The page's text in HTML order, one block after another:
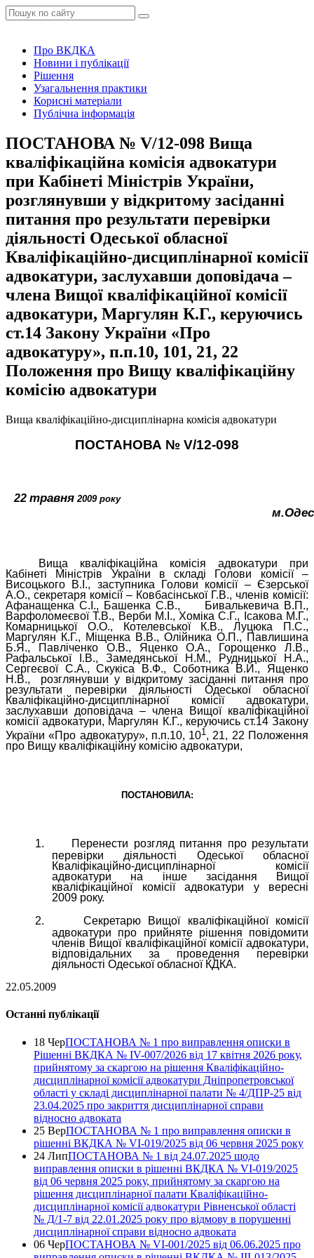
Про ВКДКА
Новини і публікації
Рішення
Узагальнення практики
Корисні матеріали
Публічна інформація
ПОСТАНОВА № V/12-098 Вища
кваліфікаційна комісія адвокатури
при Кабінеті Міністрів України,
розглянувши у відкритому засіданні
питання про результати перевірки
діяльності Одеської обласної
Кваліфікаційно-дисциплінарної комісії
адвокатури, заслухавши доповідача –
члена Вищої кваліфікаційної комісії
адвокатури, Маргулян К.Г., керуючись
ст.14 Закону України «Про
адвокатуру», п.п.10, 101, 21, 22
Положення про Вищу кваліфікаційну
комісію адвокатури
Вища кваліфікаційно-дисциплінарна комісія адвокатури
ПОСТАНОВА № V/12-098
22 травня 2009 року
Вища кваліфікаційна комісія адвокатури при
Кабінеті Міністрів України в складі Голови комісії –
Висоцького В.І., заступника Голови комісії – Єзерської
А.О., секретаря комісії – Ковбасінської Г.В., членів комісії:
Афанащенка С.І., Башенка С.В.,
Бивалькевича В.П.,
Варфоломеєвої Т.В., Верби М.І., Хоміка С.Г., Ісакова М.Г.,
Комарницької О.О., Котелевської К.В., Луцюка П.С.,
Маргулян К.Г., Міщенка В.В., Олійника О.П., Павлишина
Б.Я., Павліченко О.В., Яценко О.А., Горощенко Л.В.,
Рафальської І.В., Замедянської Н.М., Рудницької Н.А.,
Сергеєвої С.А., Скукіса В.Ф., Соботника В.Й., Ященко
Н.В.,
розглянувши у відкритому засіданні питання про
результати перевірки діяльності Одеської обласної
Кваліфікаційно-дисциплінарної комісії адвокатури,
заслухавши доповідача – члена Вищої кваліфікаційної
комісії адвокатури, Маргулян К.Г., керуючись ст.14 Закону
України «Про адвокатуру», п.п.10, 101 , 21, 22 Положення
про Вищу кваліфікаційну комісію адвокатури,
ПОСТАНОВИЛА:
1. Перенести розгляд питання про результати
перевірки діяльності Одеськоїобласної
Кваліфікаційно-дисциплінарної комісії
адвокатури на інше засідання Вищої
кваліфікаційної комісії адвокатури у вересні
2009 року.
2.
Секретарю Вищої кваліфікаційної комісії
адвокатури про прийняте рішення повідомити
членів Вищої кваліфікаційної комісії адвокатури,
відповідальних за проведення перевірки
діяльності Одеської обласної КДКА.
22.05.2009
Останні публікації
18 ЧерПОСТАНОВА № 1 про виправлення описки в
Рішенні ВКДКА № IV-007/2026 від 17 квітня 2026 року,
прийнятому за скаргою на рішення Кваліфікаційно-
дисциплінарної комісії адвокатури Дніпропетровської
області у складі дисциплінарної палати № 4/ДПР-25 від
23.04.2025 про закриття дисциплінарної справи
відносно адвоката
25 ВерПОСТАНОВА № 1 про виправлення описки в
рішенні ВКДКА № VI-019/2025 від 06 червня 2025 року
24 ЛипПОСТАНОВА № 1 від 24.07.2025 щодо
виправлення описки в рішенні ВКДКА № VI-019/2025
від 06 червня 2025 року, прийнятому за скаргою на
рішення дисциплінарної палати Кваліфікаційно-
дисциплінарної комісії адвокатури Рівненської області
№ Д/1-7 від 22.01.2025 року про відмову в порушенні
дисциплінарної справи відносно адвоката
06 ЧерПОСТАНОВА № VI-001/2025 від 06.06.2025 про